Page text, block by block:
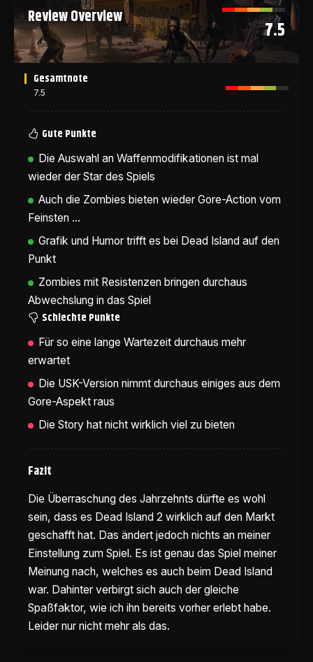
Review Overview 7.5
Gesamtnote
7.5
Gute Punkte
Die Auswahl an Waffenmodifikationen ist mal
wieder der Star des Spiels
Auch die Zombies bieten wieder Gore-Action vom
Feinsten ...
Grafik und Humor trifft es bei Dead Island auf den
Punkt
Zombies mit Resistenzen bringen durchaus
Abwechslung in das Spiel
Schlechte Punkte
Für so eine lange Wartezeit durchaus mehr
erwartet
Die USK-Version nimmt durchaus einiges aus dem
Gore-Aspekt raus
Die Story hat nicht wirklich viel zu bieten
Fazit
Die Überraschung des Jahrzehnts dürfte es wohl
sein, dass es Dead Island 2 wirklich auf den Markt
geschafft hat. Das ändert jedoch nichts an meiner
Einstellung zum Spiel. Es ist genau das Spiel meiner
Meinung nach, welches es auch beim Dead Island
war. Dahinter verbirgt sich auch der gleiche
Spaßfaktor, wie ich ihn bereits vorher erlebt habe.
Leider nur nicht mehr als das.